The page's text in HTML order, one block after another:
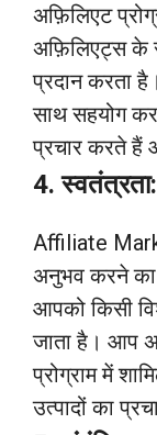
अफ़िलिएट
अफ़िलिएट्स के
प्रदान करता
साथ सहयोग
प्रचार करते हैं
4. स्वतंत्रता:
Affiliate
अनुभव करने का
आपको किसी
जाता है। आप
प्रोग्राम में
उत्पादों का